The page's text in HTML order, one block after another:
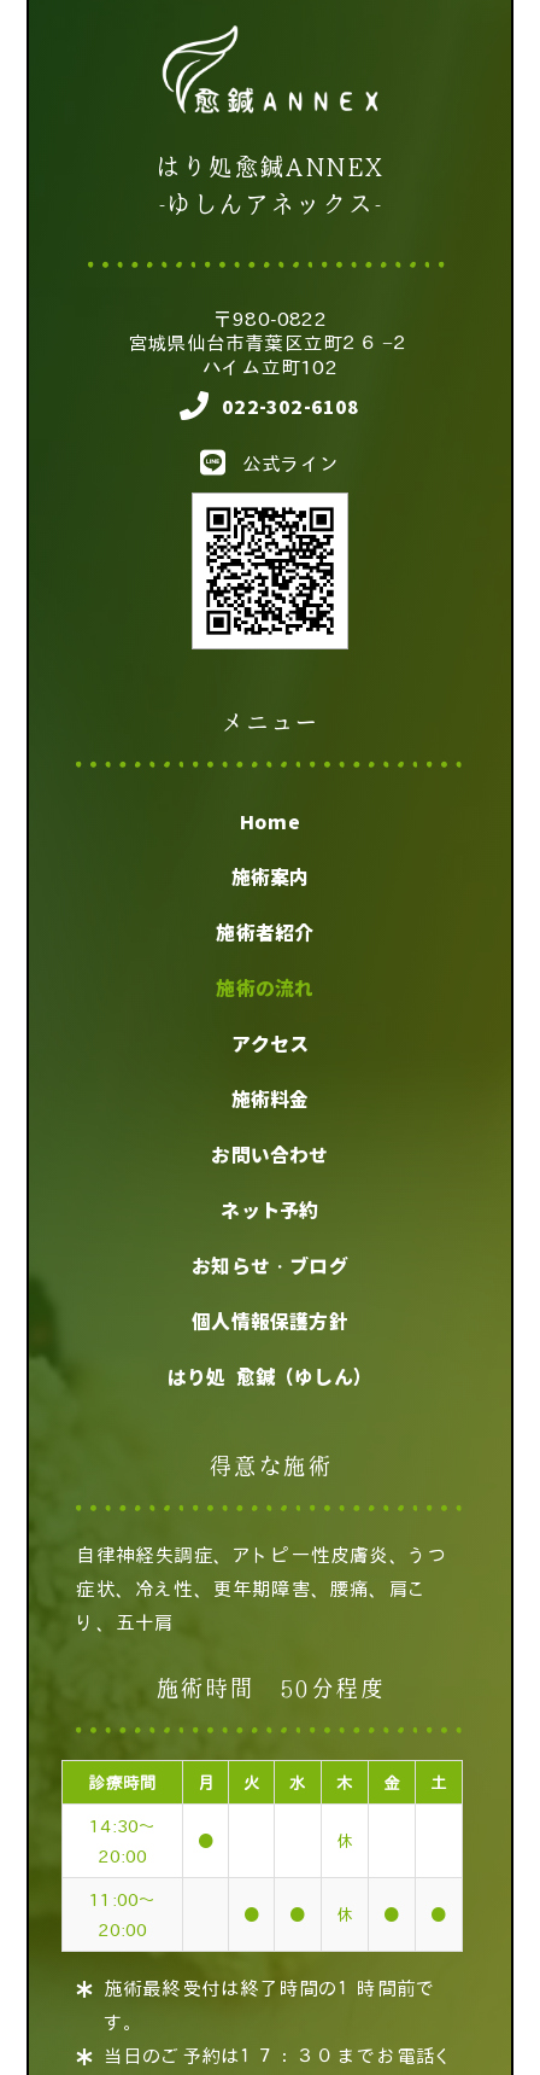
はり処愈鍼ANNEX
-ゆしんアネックス-
〒980-0822
宮城県仙台市青葉区立町２６−２
ハイム立町102
022-302-6108
公式ライン
メニュー
Home
施術案内
施術者紹介
施術の流れ
アクセス
施術料金
お問い合わせ
ネット予約
お知らせ・ブログ
個人情報保護方針
はり処 愈鍼（ゆしん）
得意な施術
自律神経失調症、アトピー性皮膚炎、うつ
症状、冷え性、更年期障害、腰痛、肩こ
り、五十肩
施術時間 50分程度
診療時間 月 火 水 木 金 土
14:30～
20:00
● 休
11:00～
20:00
● ● 休 ● ●
施術最終受付は終了時間の１時間前で
す。
当日のご予約は１７：３０までお電話く